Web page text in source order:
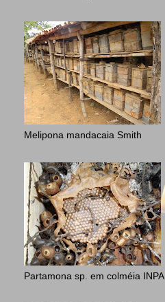
Melipona mandacaia Smith
Partamona sp. em colméia INPA